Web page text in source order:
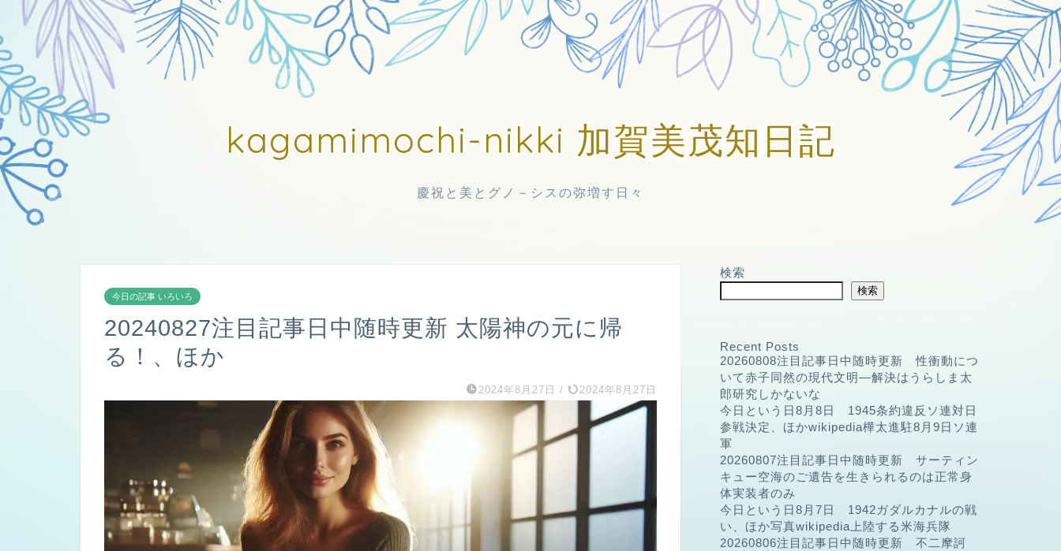
kagamimochi-nikki 加賀美茂知日記
慶祝と美とグノ－シスの弥増す日々
今日の記事 いろいろ
20240827注目記事日中随時更新 太陽神の元に帰
る！、ほか
2024年8月27日 / 2024年8月27日
検索
検索
Recent Posts
20260808注目記事日中随時更新 性衝動につ
いて赤子同然の現代文明—解決はうらしま太
郎研究しかないな
今日という日8月8日 1945条約違反ソ連対日
参戦決定、ほかwikipedia樺太進駐8月9日ソ連
軍
20260807注目記事日中随時更新 サーティン
キュー空海のご遺告を生きられるのは正常身
体実装者のみ
今日という日8月7日 1942ガダルカナルの戦
い、ほか写真wikipedia上陸する米海兵隊
20260806注目記事日中随時更新 不二摩訶